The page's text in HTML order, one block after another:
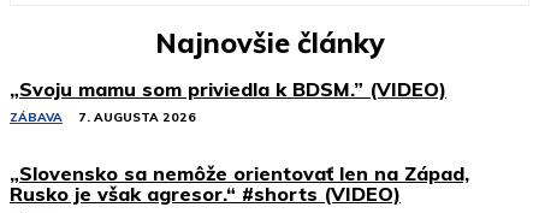
Najnovšie články
„Svoju mamu som priviedla k BDSM.” (VIDEO)
ZÁBAVA 7. AUGUSTA 2026
„Slovensko sa nemôže orientovať len na Západ,
Rusko je však agresor.“ #shorts (VIDEO)